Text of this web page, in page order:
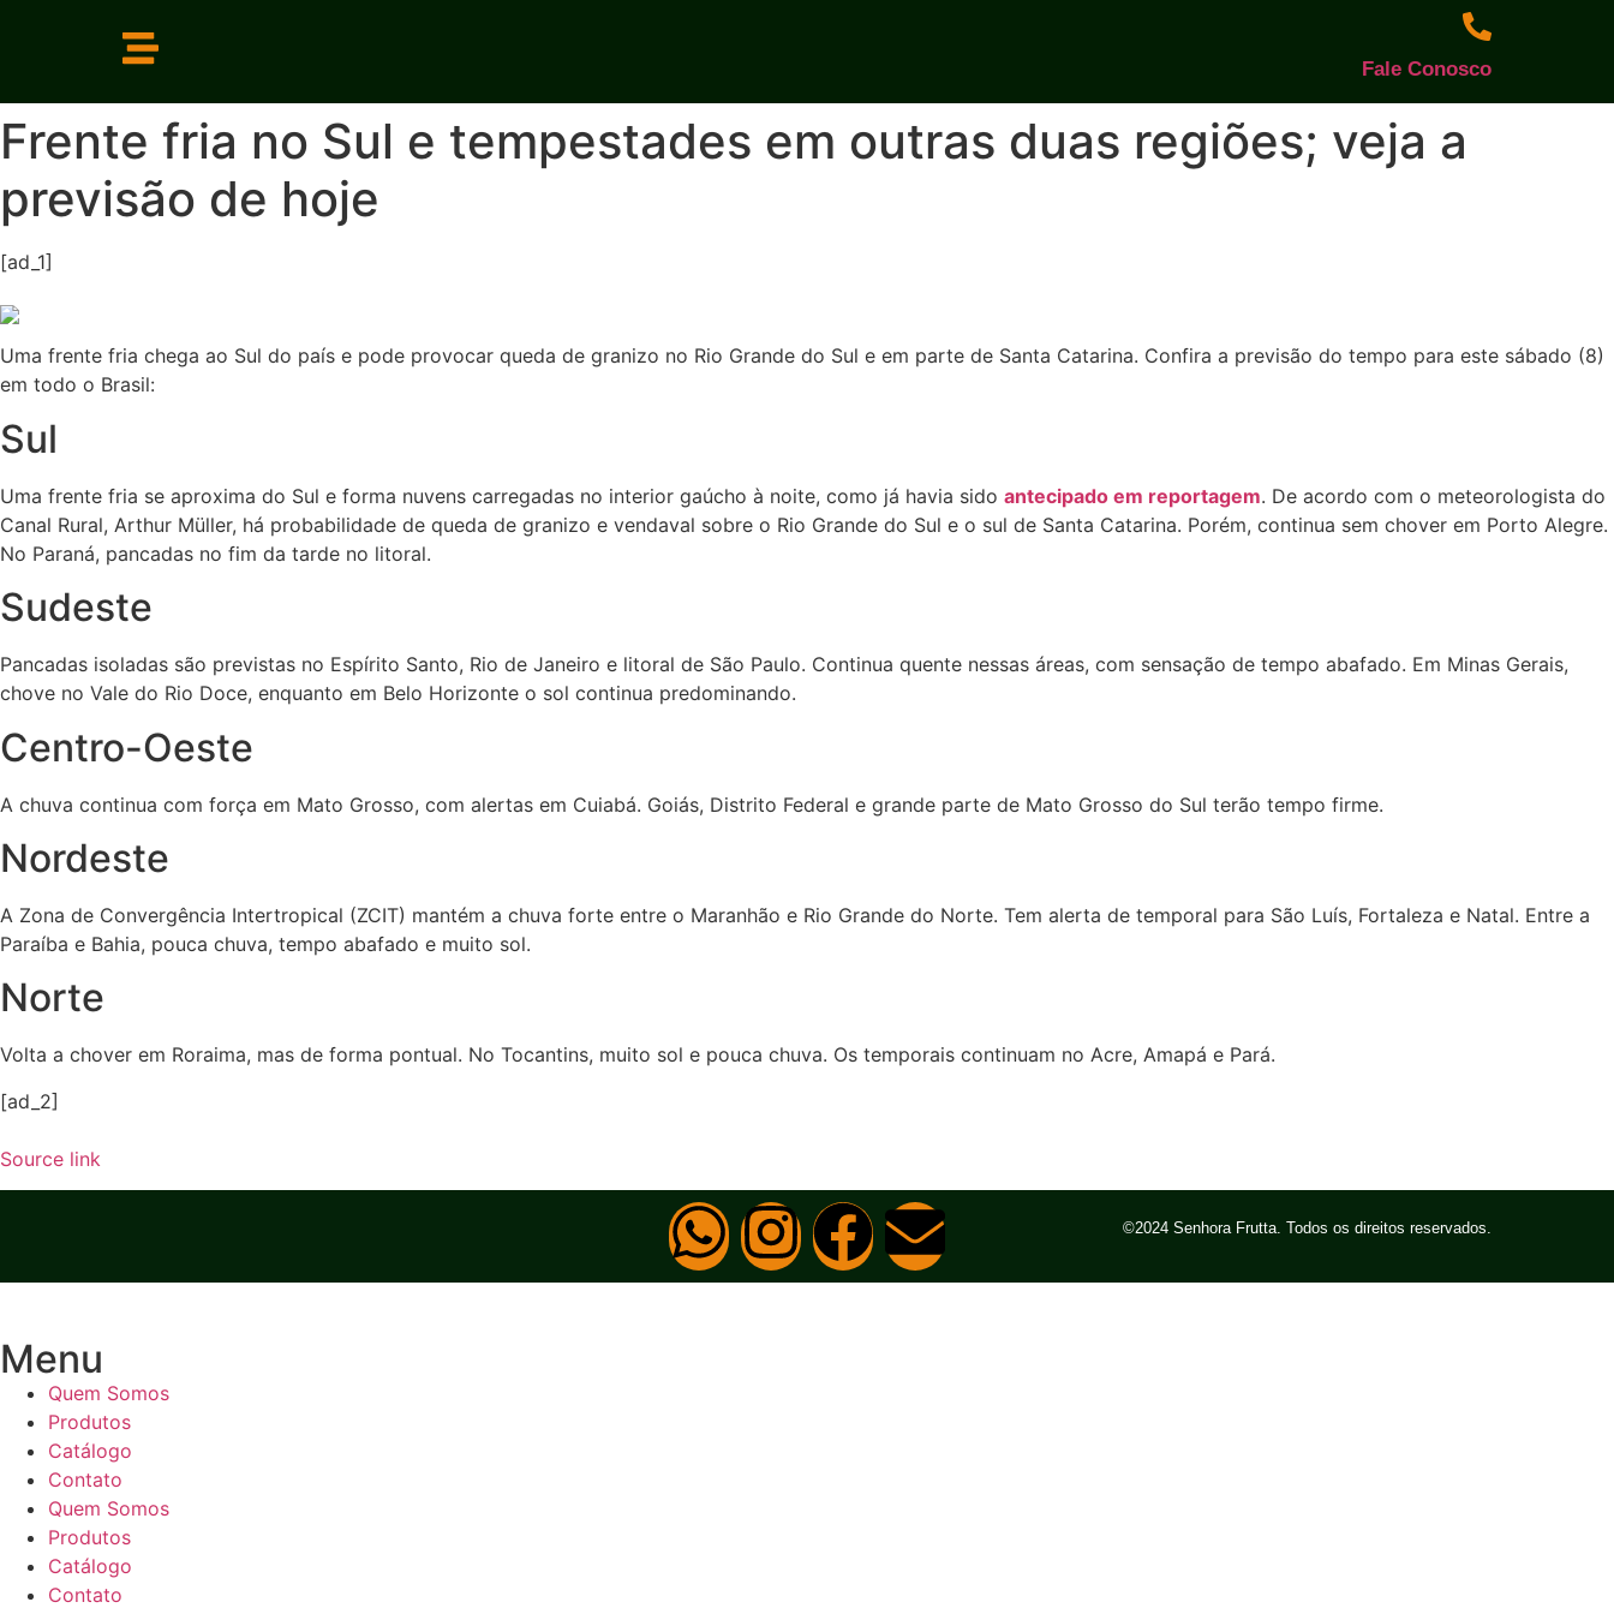
Fale Conosco
Frente fria no Sul e tempestades em outras duas regiões; veja a
previsão de hoje
[ad_1]
Uma frente fria chega ao Sul do país e pode provocar queda de granizo no Rio Grande do Sul e em parte de Santa Catarina. Confira a previsão do tempo para este sábado (8)
em todo o Brasil:
Sul
Uma frente fria se aproxima do Sul e forma nuvens carregadas no interior gaúcho à noite, como já havia sido antecipado em reportagem. De acordo com o meteorologista do
Canal Rural, Arthur Müller, há probabilidade de queda de granizo e vendaval sobre o Rio Grande do Sul e o sul de Santa Catarina. Porém, continua sem chover em Porto Alegre.
No Paraná, pancadas no fim da tarde no litoral.
Sudeste
Pancadas isoladas são previstas no Espírito Santo, Rio de Janeiro e litoral de São Paulo. Continua quente nessas áreas, com sensação de tempo abafado. Em Minas Gerais,
chove no Vale do Rio Doce, enquanto em Belo Horizonte o sol continua predominando.
Centro-Oeste
A chuva continua com força em Mato Grosso, com alertas em Cuiabá. Goiás, Distrito Federal e grande parte de Mato Grosso do Sul terão tempo firme.
Nordeste
A Zona de Convergência Intertropical (ZCIT) mantém a chuva forte entre o Maranhão e Rio Grande do Norte. Tem alerta de temporal para São Luís, Fortaleza e Natal. Entre a
Paraíba e Bahia, pouca chuva, tempo abafado e muito sol.
Norte
Volta a chover em Roraima, mas de forma pontual. No Tocantins, muito sol e pouca chuva. Os temporais continuam no Acre, Amapá e Pará.
[ad_2]
Source link
©2024 Senhora Frutta. Todos os direitos reservados.
Menu
Quem Somos
Produtos
Catálogo
Contato
Quem Somos
Produtos
Catálogo
Contato